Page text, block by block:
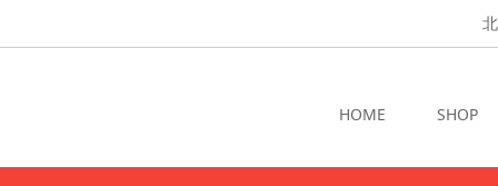
HOME SHOP